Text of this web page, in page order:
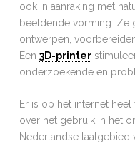
VEILIGHEID
AAN DE SLAG!
TROUBLESHOOT
WOORDENLIJST
PRINTERDATABASE
ook in aanraking met
beeldende vorming. Ze
ontwerpen,
Een 3D-printer
onderzoekende en
Er is op het internet
over het gebruik in het
Nederlandse taalgebied